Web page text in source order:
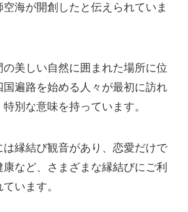
海が開創したと伝えられていま
の美しい自然に囲まれた場所に位
遍路を始める人々が最初に訪れ
別な意味を持っています。
は縁結び観音があり、恋愛だけで
など、さまざまな縁結びにご利
います。